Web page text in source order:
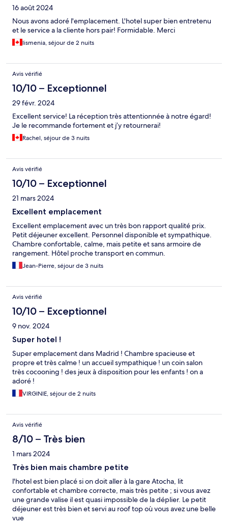
16 août 2024
Nous avons adoré l'emplacement. L'hotel super bien entretenu
et le service a la cliente hors pair! Formidable. Merci
lismenia, séjour de 2 nuits
Avis vérifié
10/10 – Exceptionnel
29 févr. 2024
Excellent service! La réception très attentionnée à notre égard!
Je le recommande fortement et j’y retournerai!
Rachel, séjour de 3 nuits
Avis vérifié
10/10 – Exceptionnel
21 mars 2024
Excellent emplacement
Excellent emplacement avec un très bon rapport qualité prix.
Petit déjeuner excellent. Personnel disponible et sympathique.
Chambre confortable, calme, mais petite et sans armoire de
rangement. Hôtel proche transport en commun.
Jean-Pierre, séjour de 3 nuits
Avis vérifié
10/10 – Exceptionnel
9 nov. 2024
Super hotel !
Super emplacement dans Madrid ! Chambre spacieuse et
propre et très calme ! un accueil sympathique ! un coin salon
très cocooning ! des jeux à disposition pour les enfants ! on a
adoré !
VIRGINIE, séjour de 2 nuits
Avis vérifié
8/10 – Très bien
1 mars 2024
Très bien mais chambre petite
l'hotel est bien placé si on doit aller à la gare Atocha, lit
confortable et chambre correcte, mais très petite ; si vous avez
une grande valise il est quasi impossible de la déplier. Le petit
déjeuner est très bien et servi au roof top où vous avez une belle
vue